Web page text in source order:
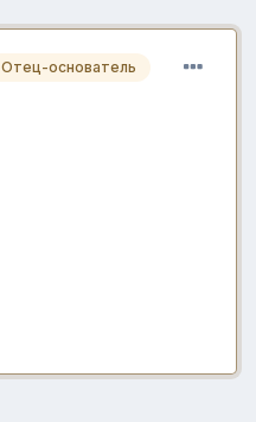
Отец-основатель